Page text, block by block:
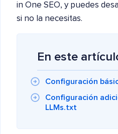
in One SEO, y puedes
si no la necesitas.
En este
Configuración
Configuración
LLMs.txt